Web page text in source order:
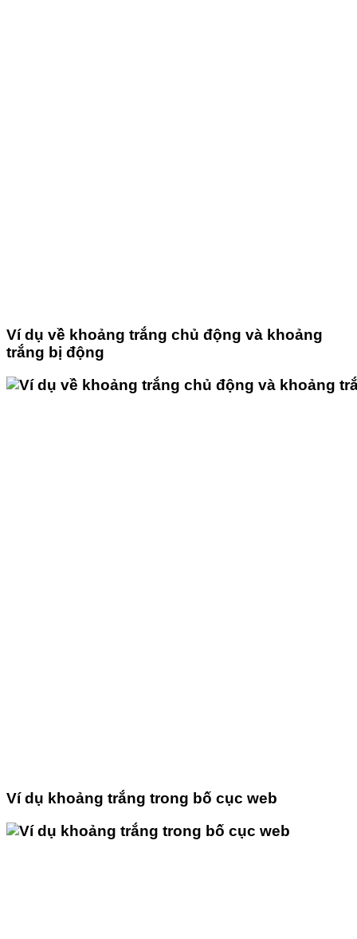
Ví dụ về khoảng trắng chủ động và khoảng
trắng bị động
Ví dụ khoảng trắng trong bố cục web